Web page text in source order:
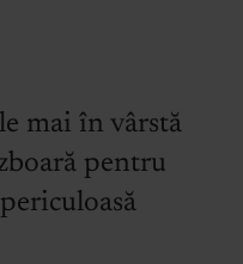
mai în vârstă
pentru